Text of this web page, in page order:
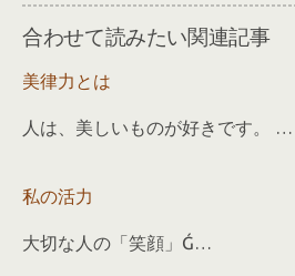
合わせて読みたい関連記事
美律力とは
人は、美しいものが好きです。 …
私の活力
大切な人の「笑顔」Ǵ…